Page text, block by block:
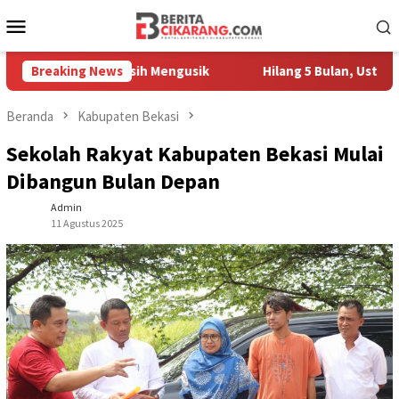
ke
Mobile
Breaking News
Masih Mengusik Hilang 5 Bulan, Ustadz Ujang
Beranda Kabupaten Bekasi
Sekolah Rakyat Kabupaten Bekasi Mulai
Dibangun Bulan Depan
Admin
11 Agustus 2025